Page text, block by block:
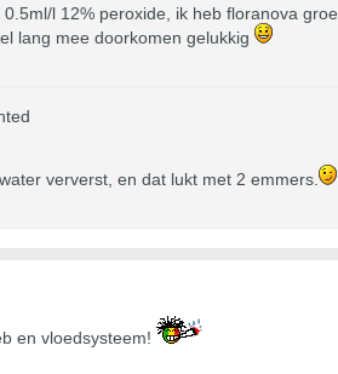
l 12% peroxide, ik heb floranova
lang mee doorkomen gelukkig
ververst, en dat lukt met 2 emmers.
en vloedsysteem!